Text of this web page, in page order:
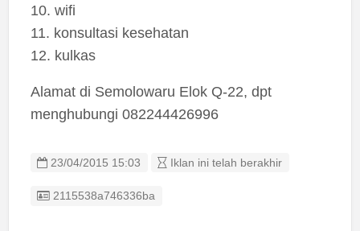
10. wifi
11. konsultasi kesehatan
12. kulkas
Alamat di Semolowaru Elok Q-22, dpt
menghubungi 082244426996
23/04/2015 15:03 Iklan ini telah berakhir
Listing ID
2115538a746336ba